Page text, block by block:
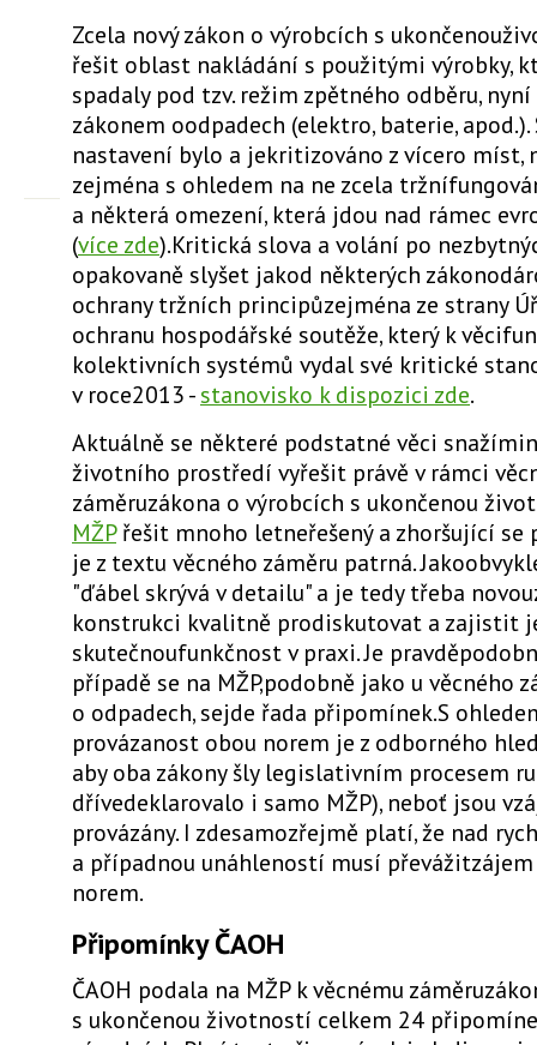
Zcela nový zákon o výrobcích s
řešit oblast nakládání s použitými výrobky,
spadaly pod tzv. režim zpětného odběru,
zákonem oodpadech (elektro, baterie,
nastavení bylo a jekritizováno z vícero míst,
zejména s ohledem na ne zcela
a některá omezení, která jdou nad rámec
(více zde).Kritická slova a volání po
opakovaně slyšet jakod některých
ochrany tržních principůzejména ze strany
ochranu hospodářské soutěže, který k
kolektivních systémů vydal své kritické
v roce2013 -stanovisko k dispozici zde.
Aktuálně se některé podstatné věci
životního prostředí vyřešit právě v rámci
záměruzákona o výrobcích s ukončenou
MŽPřešit mnoho letneřešený a zhoršující se
je z textu věcného záměru patrná.
"ďábel skrývá v detailu" a je tedy třeba
konstrukci kvalitně prodiskutovat a zajistit
skutečnoufunkčnost v praxi. Je
případě se na MŽP,podobně jako u věcného
o odpadech, sejde řada připomínek.S
provázanost obou norem je z odborného
aby oba zákony šly legislativním procesem
dřívedeklarovalo i samo MŽP), neboť jsou
provázány. I zdesamozřejmě platí, že nad
a případnou unáhleností musí
norem.
Připomínky ČAOH
ČAOH podala na MŽP k věcnému
s ukončenou životností celkem 24